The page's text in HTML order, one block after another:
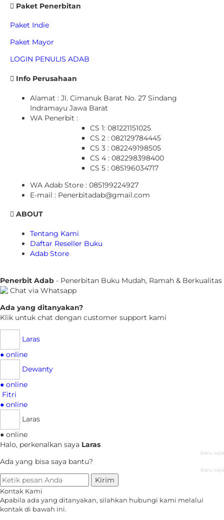
Paket Penerbitan
Paket Indie
Paket Mayor
LOGIN PENULIS ADAB
Info Perusahaan
Alamat : Jl. Cimanuk Barat No. 27 Sindang
Indramayu Jawa Barat
WA Penerbit :
CS 1: 081221151025
CS 2 : 082129784445
CS 3 : 082249198505
CS 4 : 082298398400
CS 5 : 085196034717
WA Adab Store : 085199224927
E-mail : Penerbitadab@gmail.com
ABOUT
Tentang Kami
Daftar Reseller Buku
Adab Store
Penerbit Adab - Penerbitan Buku Mudah, Ramah & Berkualitas
Chat via Whatsapp
Ada yang ditanyakan?
Klik untuk chat dengan customer support kami
Laras
● online
Dewanty
● online
Fitri
● online
Laras
● online
Halo, perkenalkan saya Laras
baru saja
Ada yang bisa saya bantu?
baru saja
Kirim
Kontak Kami
Apabila ada yang ditanyakan, silahkan hubungi kami melalui
kontak di bawah ini.